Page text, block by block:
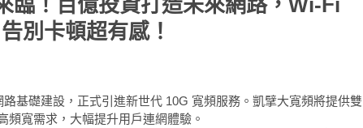
臨！百億投資打造未來網路，Wi-Fi
別卡頓超有感！
基礎建設，正式引進新世代 10G 寬頻服務。凱擘大寬頻將提供雙
頻寬需求，大幅提升用戶連網體驗。